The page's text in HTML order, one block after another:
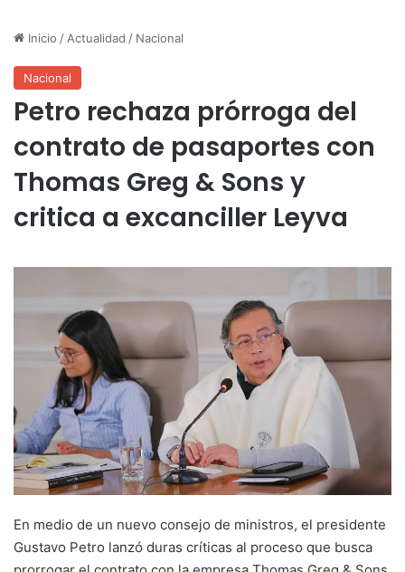
Inicio / Actualidad / Nacional
Nacional
Petro rechaza prórroga del
contrato de pasaportes con
Thomas Greg & Sons y
critica a excanciller Leyva
En medio de un nuevo consejo de ministros, el presidente
Gustavo Petro lanzó duras críticas al proceso que busca